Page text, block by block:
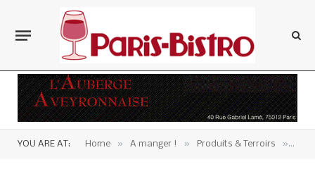
YOU ARE AT: Home » A manger ! » Produits & Terroirs »